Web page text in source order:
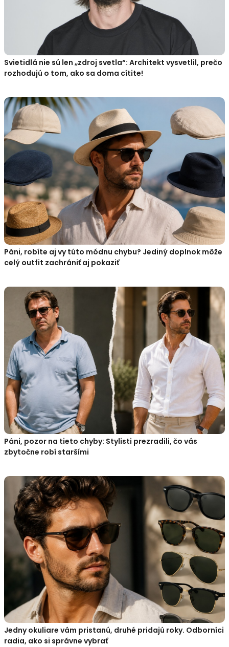
Svietidlá nie sú len „zdroj svetla“: Architekt vysvetlil, prečo
rozhodujú o tom, ako sa doma cítite!
Páni, robíte aj vy túto módnu chybu? Jediný doplnok môže
celý outfit zachrániť aj pokaziť
Páni, pozor na tieto chyby: Stylisti prezradili, čo vás
zbytočne robí staršími
Jedny okuliare vám pristanú, druhé pridajú roky. Odborníci
radia, ako si správne vybrať